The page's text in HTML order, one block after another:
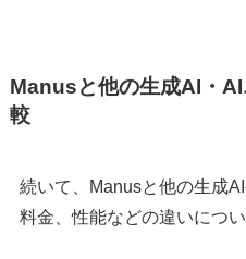
Manusと他の生成AI・
較
続いて、Manusと他の生成
料金、性能などの違いについ